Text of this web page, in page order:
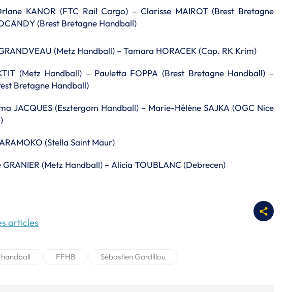
KANOR (FTC Rail Cargo) – Clarisse MAIROT (Brest Bretagne
(Brest Bretagne Handball)
(Metz Handball) – Tamara HORACEK (Cap. RK Krim)
(Metz Handball) – Pauletta FOPPA (Brest Bretagne Handball) –
Bretagne Handball)
JACQUES (Esztergom Handball) – Marie-Hélène SAJKA (OGC Nice
(Stella Saint Maur)
(Metz Handball) – Alicia TOUBLANC (Debrecen)
articles
FFHB Sébastien Gardillou